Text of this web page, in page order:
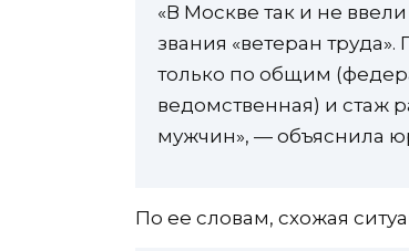
«В Москве так и не
звания «ветеран
только по общим
ведомственная) и стаж
мужчин», — объяснила
По ее словам, схожая